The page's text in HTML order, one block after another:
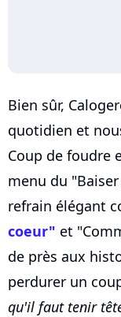
Bien sûr,
quotidien et
Coup de foudre
menu du
refrain élégant
coeur" et
de près aux
perdurer un
qu'il faut tenir